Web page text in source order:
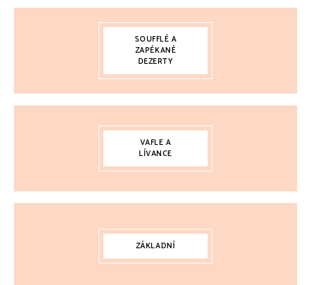
SOUFFLÉ A
ZAPÉKANÉ
DEZERTY
VAFLE A
LÍVANCE
ZÁKLADNÍ